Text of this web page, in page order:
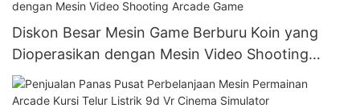
Diskon Besar Mesin Game Berburu Koin yang
Dioperasikan dengan Mesin Video Shooting
Arcade Game